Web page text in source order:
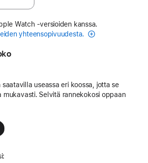
Watch ‑versioiden kanssa.
yhteensopivuudesta.
useassa eri koossa, jotta se
mukavasti. Selvitä rannekokosi oppaan